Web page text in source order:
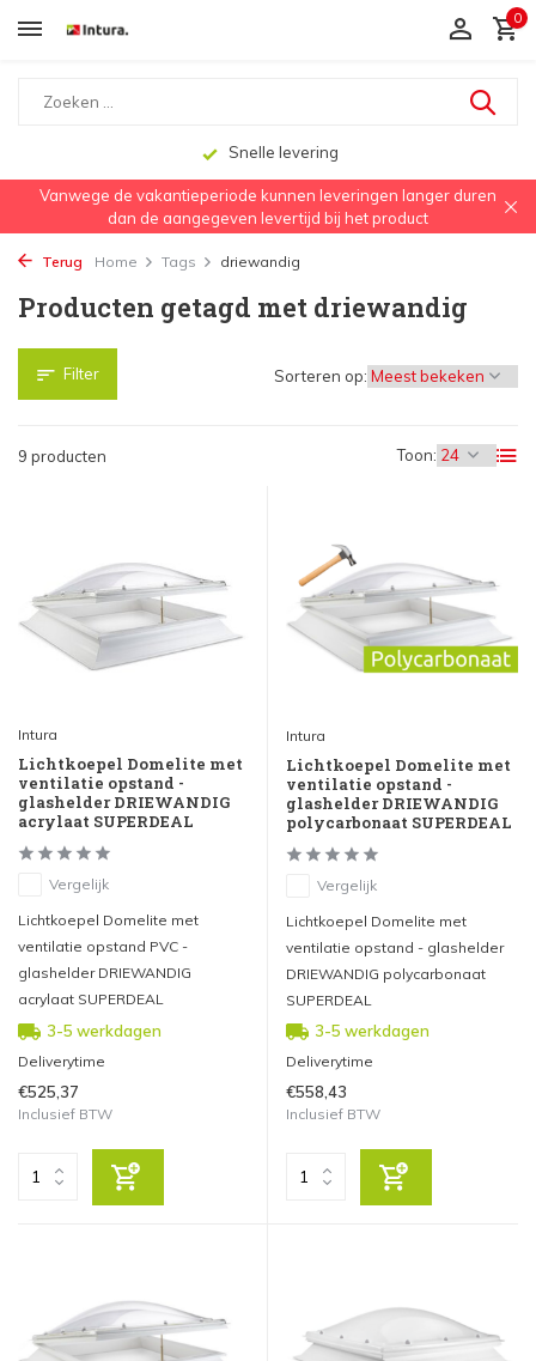
0
Snelle levering
Vanwege de vakantieperiode kunnen leveringen langer duren
dan de aangegeven levertijd bij het product
Terug Home Tags driewandig
Producten getagd met driewandig
Filter
9 producten Toon:
Sorteren op:
Intura
Lichtkoepel Domelite met
ventilatie opstand -
glashelder DRIEWANDIG
acrylaat SUPERDEAL
Vergelijk
Lichtkoepel Domelite met
ventilatie opstand PVC -
glashelder DRIEWANDIG
acrylaat SUPERDEAL
3-5 werkdagen
Deliverytime
€525,37
Inclusief BTW
Intura
Lichtkoepel Domelite met
ventilatie opstand -
glashelder DRIEWANDIG
polycarbonaat SUPERDEAL
Vergelijk
Lichtkoepel Domelite met
ventilatie opstand - glashelder
DRIEWANDIG polycarbonaat
SUPERDEAL
3-5 werkdagen
Deliverytime
€558,43
Inclusief BTW